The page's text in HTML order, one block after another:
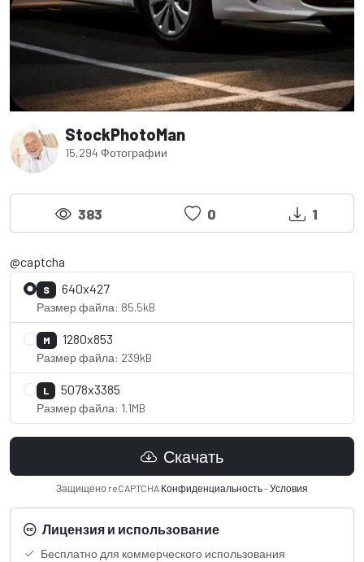
StockPhotoMan
15,294 Фотографии
383 0 1
@captcha
S 640x427
Размер файла: 85.5kB
M 1280x853
Размер файла: 239kB
L 5078x3385
Размер файла: 1.1MB
Скачать
Защищено reCAPTCHA Конфиденциальность-Условия
Лицензия и использование
Бесплатно для коммерческого использования